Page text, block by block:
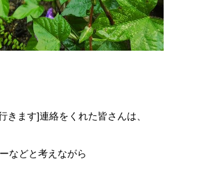
きます]連絡をくれた皆さんは、
などと考えながら